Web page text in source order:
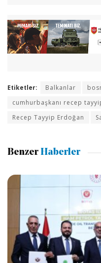
Etiketler: Balkanlar
cumhurbaşkanı recep
Recep Tayyip Erdoğan
Benzer Haberler